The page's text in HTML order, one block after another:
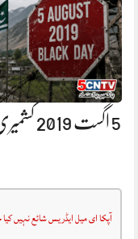
5 اگست
آپکا ای میل ایڈریس شائع نہیں کیا